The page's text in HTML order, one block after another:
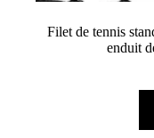
Filet de tennis
enduit